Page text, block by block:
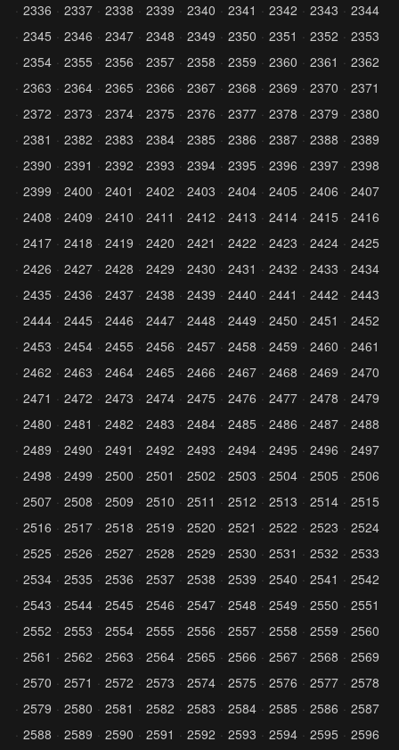
2336
2337 2338 2339 2340 2341 2342 2343
2344
2345
2346 2347 2348 2349 2350 2351 2352
2353
2354
2355 2356 2357 2358 2359 2360 2361
2362
2363
2364 2365 2366 2367 2368 2369 2370
2371
2372
2373 2374 2375 2376 2377 2378 2379
2380
2381
2382 2383 2384 2385 2386 2387 2388
2389
2390
2391 2392 2393 2394 2395 2396 2397
2398
2399
2400 2401 2402 2403 2404 2405 2406
2407
2408
2409 2410 2411 2412 2413 2414 2415
2416
2417
2418 2419 2420 2421 2422 2423 2424
2425
2426
2427 2428 2429 2430 2431 2432 2433
2434
2435
2436 2437 2438 2439 2440 2441 2442
2443
2444
2445 2446 2447 2448 2449 2450 2451
2452
2453
2454 2455 2456 2457 2458 2459 2460
2461
2462
2463 2464 2465 2466 2467 2468 2469
2470
2471
2472 2473 2474 2475 2476 2477 2478
2479
2480
2481 2482 2483 2484 2485 2486 2487
2488
2489
2490 2491 2492 2493 2494 2495 2496
2497
2498
2499 2500 2501 2502 2503 2504 2505
2506
2507
2508 2509 2510 2511 2512 2513 2514
2515
2516
2517 2518 2519 2520 2521 2522 2523
2524
2525
2526 2527 2528 2529 2530 2531 2532
2533
2534
2535 2536 2537 2538 2539 2540 2541
2542
2543
2544 2545 2546 2547 2548 2549 2550
2551
2552
2553 2554 2555 2556 2557 2558 2559
2560
2561
2562 2563 2564 2565 2566 2567 2568
2569
2570
2571 2572 2573 2574 2575 2576 2577
2578
2579
2580 2581 2582 2583 2584 2585 2586
2587
2588
2589 2590 2591 2592 2593 2594 2595
2596